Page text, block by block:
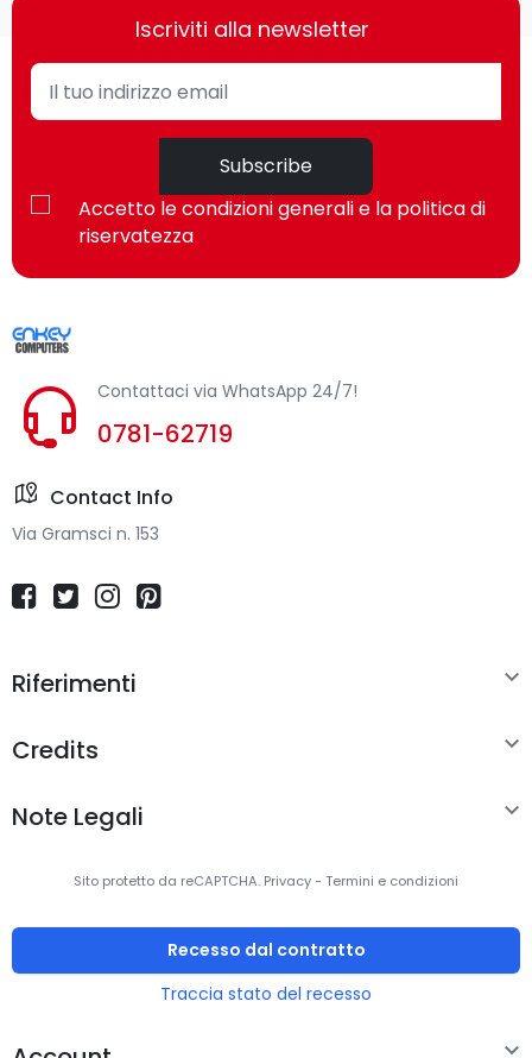
Iscriviti alla newsletter
Subscribe
Accetto le condizioni generali e la politica di
riservatezza
Contattaci via WhatsApp 24/7!
0781-62719
Contact Info
Via Gramsci n. 153
Riferimenti 
Credits 
Note Legali 
Sito protetto da reCAPTCHA. Privacy- Termini e condizioni
Recesso dal contratto
Traccia stato del recesso
